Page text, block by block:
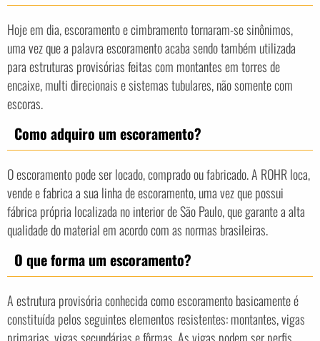
Hoje em dia, escoramento e cimbramento tornaram-se sinônimos,
uma vez que a palavra escoramento acaba sendo também utilizada
para estruturas provisórias feitas com montantes em torres de
encaixe, multi direcionais e sistemas tubulares, não somente com
escoras.
Como adquiro um escoramento?
O escoramento pode ser locado, comprado ou fabricado. A ROHR loca,
vende e fabrica a sua linha de escoramento, uma vez que possui
fábrica própria localizada no interior de São Paulo, que garante a alta
qualidade do material em acordo com as normas brasileiras.
O que forma um escoramento?
A estrutura provisória conhecida como escoramento basicamente é
constituída pelos seguintes elementos resistentes: montantes, vigas